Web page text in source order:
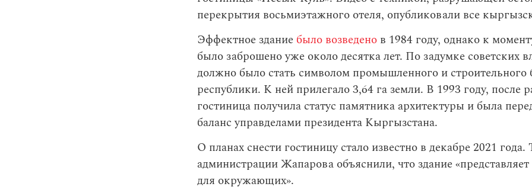
перекрытия восьмиэтажного отеля, опубликовали все
Эффектное здание было возведено в 1984 году, однако к
было заброшено уже около десятка лет. По задумке советских
должно было стать символом промышленного и строительного
республики. К ней прилегало 3,64 га земли. В 1993 году, после
гостиница получила статус памятника архитектуры и была
баланс управделами президента Кыргызстана.
О планах снести гостиницу стало известно в декабре 2021 года.
администрации Жапарова объяснили, что здание «представляет
для окружающих».